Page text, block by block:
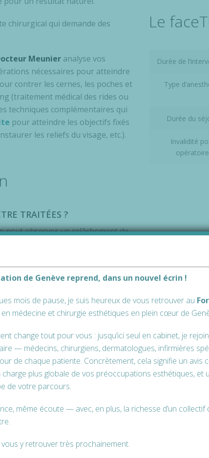
chirurgical qui demande des
Meunier analyse vos
nécessaires pour atteindre
contrer les cernes, les poches et
(traitement médical des rides ou
techniques complémentaires qui
pour atteindre les objectifs fixés
les reliefs du visage, etc.).
TRAITÉES ?
peut observer un relâchement de
du visage, le relâchement du
?
réalisée sous anesthésie
de 45 à 60 minutes et est peu
de très courte durée et la patiente
?
qui sont trop jeune ou chez
sont trop légers que pour
à celles qui ne veulent pas de
à l’éviction sociale plus longue
traumatique avec un résultat
Le
Durée de
Type
Durée du
Invalidité
opératoire
de Genève reprend, dans un nouvel écrin !
mois de pause, je suis heureux de vous retrouver au
en médecine et chirurgie esthétiques en plein cœur de
change tout pour vous : jusqu’ici seul en cabinet, je
— médecins, chirurgiens, dermatologues, infirmières
de chaque patiente. Concrètement, cela signifie un avis
charge plus globale de vos préoccupations esthétiques, et
de votre parcours.
même écoute — avec, en plus, la richesse d’un collectif
y retrouver très prochainement.